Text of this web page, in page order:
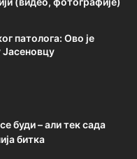
патолога: Ово је
Јасеновцу
буди – али тек сада
битка